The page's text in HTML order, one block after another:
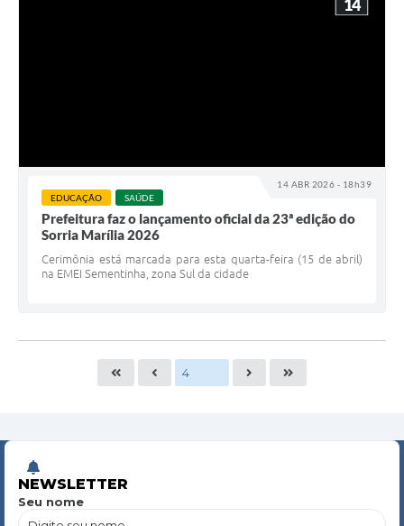
14 ABR 2026 - 18h39
14
EDUCAÇÃO SAÚDE
Prefeitura faz o lançamento oficial da 23ª edição do
Sorria Marília 2026
Cerimônia está marcada para esta quarta-feira (15 de abril)
na EMEI Sementinha, zona Sul da cidade
NEWSLETTER
Seu nome